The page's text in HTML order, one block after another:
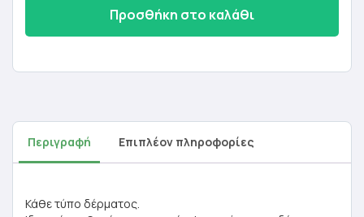
Προσθήκη στο καλάθι
Περιγραφή Επιπλέον πληροφορίες
Κάθε τύπο δέρματος.